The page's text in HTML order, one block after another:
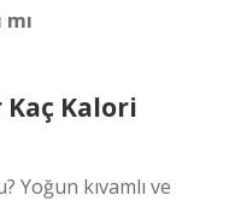
Kalori
Yoğun kıvamlı ve